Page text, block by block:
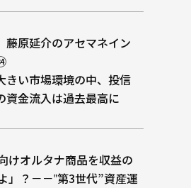
藤原延介のアセマネイン
きい市場環境の中、投信
資金流入は過去最高に
けオルタナ商品を収益の
」？－－‟第3世代”資産運